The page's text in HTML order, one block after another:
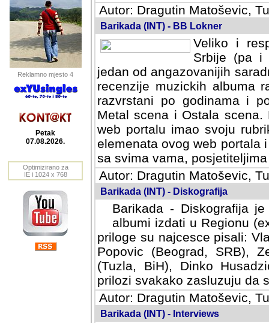
Reklamno mjesto 4
Petak
07.08.2026.
Optimizirano za
IE i 1024 x 768
Autor: Dragutin Matoševic,
Barikada (INT) - BB Lokner
Veliko i
Srbije (pa i
jedan od angazovanijih
recenzije muzickih albuma
razvrstani po godinama i po
scena i Ostala scena.
portalu imao svoju
elemenata ovog web portala
sa svima vama,
Autor: Dragutin Matoševic,
Barikada (INT) - Diskografija
Barikada - Diskografija
albumi izdati u Regionu
priloge su najcesce pisali:
Popovic (Beograd, SRB),
(Tuzla, BiH), Dinko
prilozi svakako zasluzuju da
Autor: Dragutin Matoševic,
Barikada (INT) - Interviews